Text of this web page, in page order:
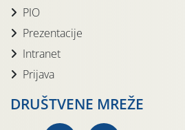
PIO
Prezentacije
Intranet
Prijava
DRUŠTVENE MREŽE